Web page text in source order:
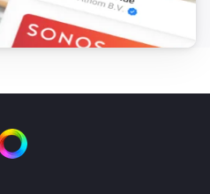
Number of days, 0 is off